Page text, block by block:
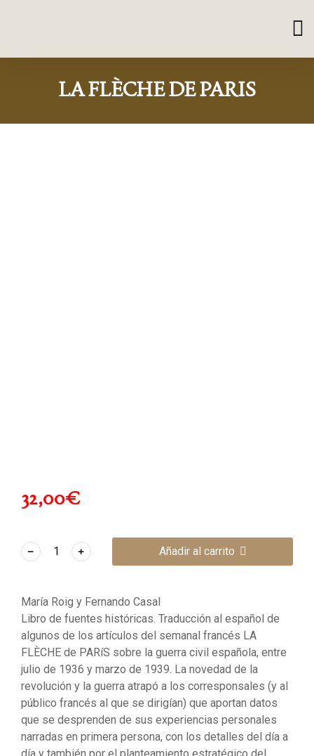
LA FLÈCHE DE PARIS
32,00€
﹣ ﹢ Añadir al carrito
María Roig y Fernando Casal
Libro de fuentes históricas. Traducción al español de
algunos de los artículos del semanal francés LA
FLÈCHE de PARíS sobre la guerra civil española, entre
julio de 1936 y marzo de 1939. La novedad de la
revolución y la guerra atrapó a los corresponsales (y al
público francés al que se dirigían) que aportan datos
que se desprenden de sus experiencias personales
narradas en primera persona, con los detalles del día a